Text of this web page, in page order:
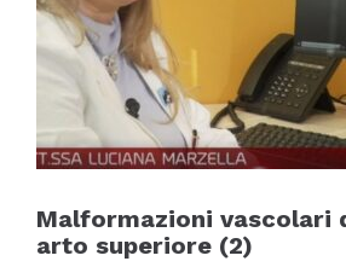
Malformazioni vascolari
arto superiore (2)